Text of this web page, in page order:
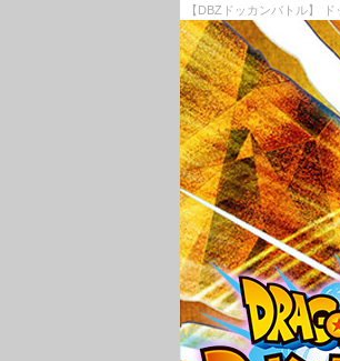
【DBZドッカンバトル】